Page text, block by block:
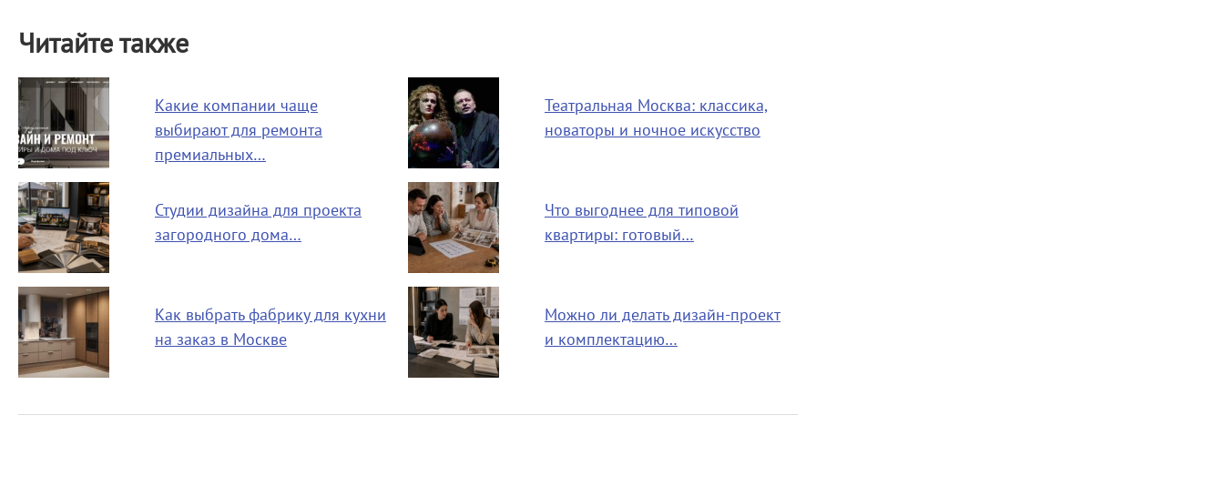
Читайте также
Какие компании чаще
выбирают для ремонта
премиальных…
Театральная Москва: классика,
новаторы и ночное искусство
Студии дизайна для проекта
загородного дома…
Что выгоднее для типовой
квартиры: готовый…
Как выбрать фабрику для кухни
на заказ в Москве
Можно ли делать дизайн-проект
и комплектацию…